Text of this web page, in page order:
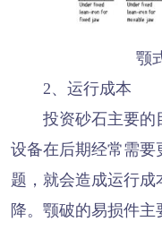
颚式
2、运行成本
投资砂石主要的
设备在后期经常需要
题，就会造成运行
降。颚破的易损件